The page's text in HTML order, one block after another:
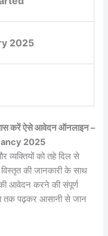
2025
पास करें ऐसे आवेदन ऑनलाइन –
2025
व्यक्तियों को तहे दिल से
की जानकारी के साथ
आवेदन करने की संपूर्ण
तक पढ़कर आसानी से जान